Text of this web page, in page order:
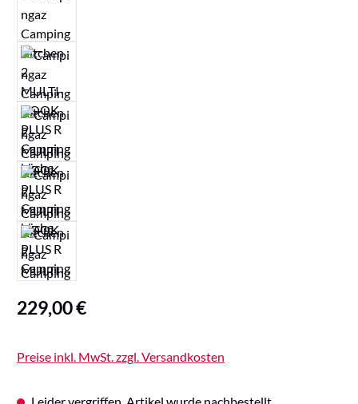
Regulärer Preis:
229,00 €
Preise inkl. MwSt. zzgl. Versandkosten